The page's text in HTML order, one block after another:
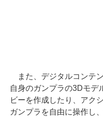
また、デジタルコンテ
自身のガンプラの3Dモデ
ビーを作成したり、アク
ガンプラを自由に操作し